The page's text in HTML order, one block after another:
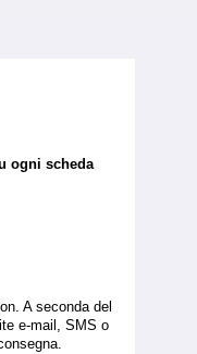
ogni scheda
A seconda del
e-mail, SMS o